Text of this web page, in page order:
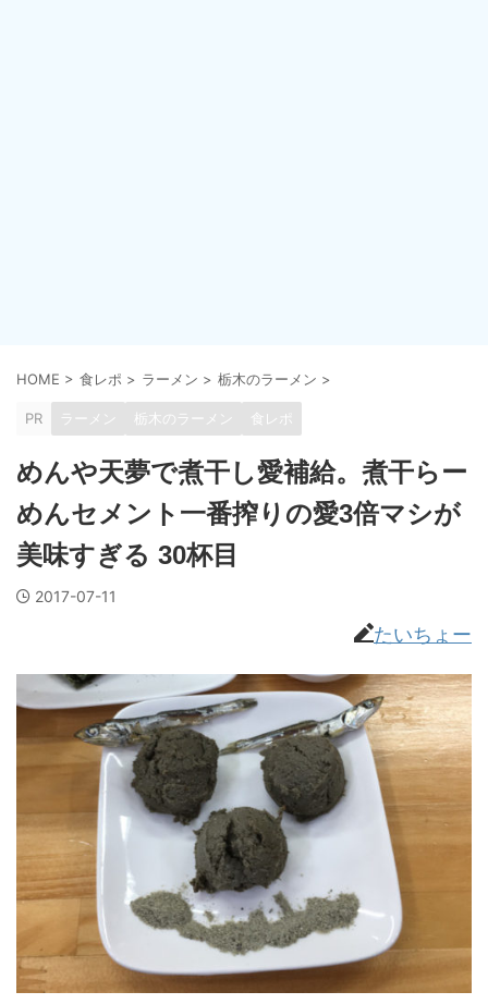
HOME > 食レポ > ラーメン > 栃木のラーメン >
PR ラーメン 栃木のラーメン 食レポ
めんや天夢で煮干し愛補給。煮干らー
めんセメント一番搾りの愛3倍マシが
美味すぎる 30杯目
2017-07-11
たいちょー